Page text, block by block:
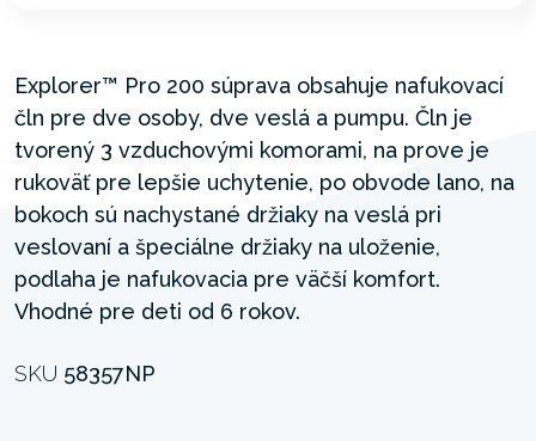
Explorer™ Pro 200 súprava obsahuje nafukovací
čln pre dve osoby, dve veslá a pumpu. Čln je
tvorený 3 vzduchovými komorami, na prove je
rukoväť pre lepšie uchytenie, po obvode lano, na
bokoch sú nachystané držiaky na veslá pri
veslovaní a špeciálne držiaky na uloženie,
podlaha je nafukovacia pre väčší komfort.
Vhodné pre deti od 6 rokov.
SKU 58357NP